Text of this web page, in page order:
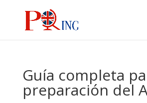
Guía completa
preparación del